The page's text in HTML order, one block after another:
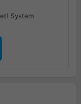
System